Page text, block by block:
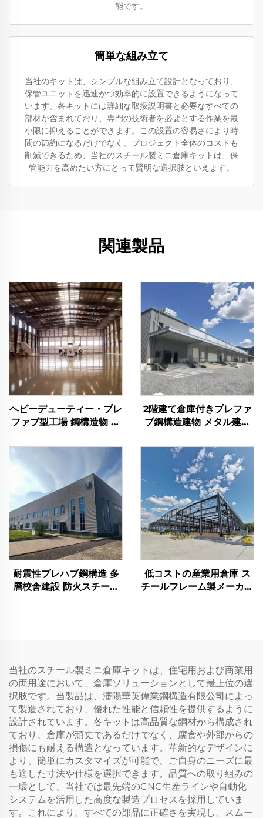
能です。
簡単な組み立て
当社のキットは、シンプルな組み立て設計となっており、
保管ユニットを迅速かつ効率的に設置できるようになって
います。各キットには詳細な取扱説明書と必要なすべての
部材が含まれており、専門の技術者を必要とする作業を最
小限に抑えることができます。この設置の容易さにより時
間の節約になるだけでなく、プロジェクト全体のコストも
削減できるため、当社のスチール製ミニ倉庫キットは、保
管能力を高めたい方にとって賢明な選択肢といえます。
関連製品
ヘビーデューティー・プレ
ファブ型工場 鋼構造物 ハ
ング 鋼材建築物
2階建て倉庫付きプレファ
ブ鋼構造建物 メタル建物
物
耐震性プレハブ鋼構造 多
層校舎建設 防火スチール
低コストの産業用倉庫 ス
チールフレーム製メーカー
当社のスチール製ミニ倉庫キットは、住宅用および商業用
の両用途において、倉庫ソリューションとして最上位の選
択肢です。当製品は、瀋陽華英偉業鋼構造有限公司によっ
て製造されており、優れた性能と信頼性を提供するように
設計されています。各キットは高品質な鋼材から構成され
ており、倉庫が頑丈であるだけでなく、腐食や外部からの
損傷にも耐える構造となっています。革新的なデザインに
より、簡単にカスタマイズが可能で、ご自身のニーズに最
も適した寸法や仕様を選択できます。品質への取り組みの
一環として、当社では最先端のCNC生産ラインや自動化
システムを活用した高度な製造プロセスを採用していま
す。これにより、すべての部品に正確さを実現し、スムー